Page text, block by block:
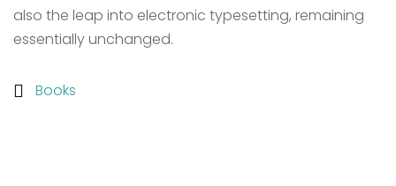
also the leap into electronic typesetting, remaining
essentially unchanged.
Books